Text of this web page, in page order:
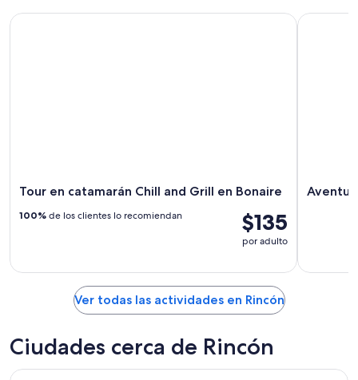
Tour en catamarán Chill and Grill en Bonaire
$135
por adulto
100% de los clientes lo recomiendan
Tour en catamarán Chill and Grill en Bonaire Aventura
Ver todas las actividades en Rincón
Ciudades cerca de Rincón